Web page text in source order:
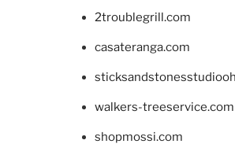
2troublegrill.com
casateranga.com
walkers-treeservice.com
shopmossi.com